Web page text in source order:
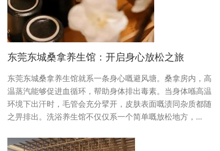
东莞东城桑拿养生馆：开启身心放松之旅
东莞东城桑拿养生馆就系一条身心嘅避风塘。桑拿房内，高
温蒸汽能够促进血循环，帮助身体排出毒素。当身体喺高温
环境下出汗时，毛管会充分擘开，皮肤表面嘅渍同杂质都随
之畀排出。洗浴养生馆不仅仅系一个简单嘅放松地方，…